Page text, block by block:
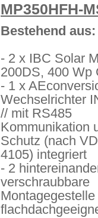
MP350HFH-
Bestehend aus:
- 2 x IBC Solar
200DS, 400 Wp
- 1 x
Wechselrichter
// mit RS485
Kommunikation
Schutz (nach
4105) integriert
- 2
verschraubbare